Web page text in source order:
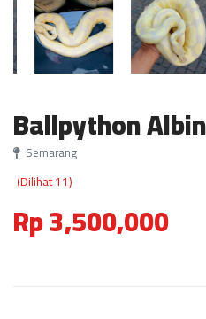
Ballpython
Semarang
(Dilihat 11)
Rp 3,500,000